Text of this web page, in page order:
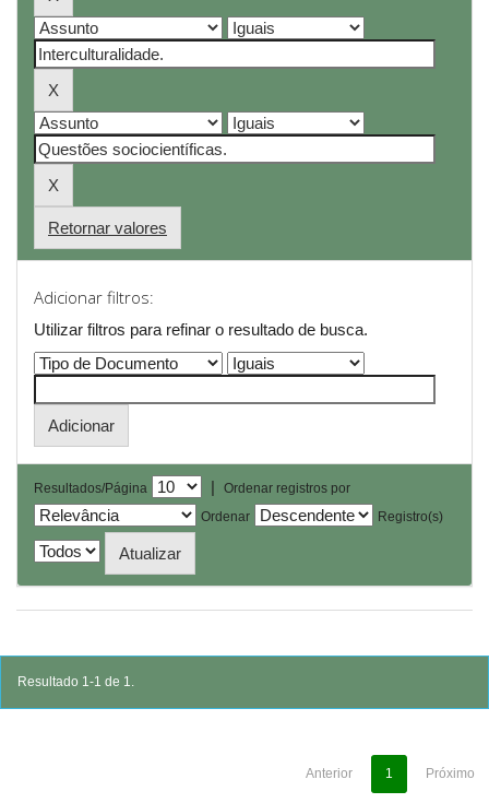
Retornar valores
Adicionar filtros:
Utilizar filtros para refinar o resultado de busca.
Resultados/Página |
Ordenar registros por
Ordenar
Registro(s)
Resultado 1-1 de 1.
Anterior 1 Próximo